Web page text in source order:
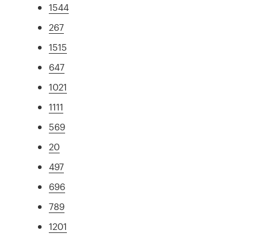
1544
267
1515
647
1021
1111
569
20
497
696
789
1201